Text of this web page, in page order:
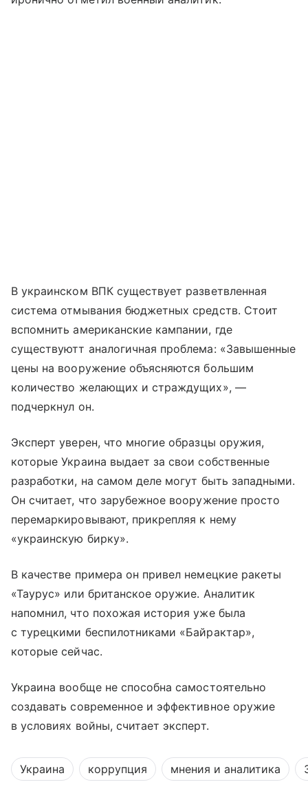
В украинском ВПК существует разветвленная
система отмывания бюджетных средств. Стоит
вспомнить американские кампании, где
существуютт аналогичная проблема: «Завышенные
цены на вооружение объясняются большим
количество желающих и страждущих», —
подчеркнул он.
Эксперт уверен, что многие образцы оружия,
которые Украина выдает за свои собственные
разработки, на самом деле могут быть западными.
Он считает, что зарубежное вооружение просто
перемаркировывают, прикрепляя к нему
«украинскую бирку».
В качестве примера он привел немецкие ракеты
«Таурус» или британское оружие. Аналитик
напомнил, что похожая история уже была
с турецкими беспилотниками «Байрактар»,
которые сейчас.
Украина вообще не способна самостоятельно
создавать современное и эффективное оружие
в условиях войны, считает эксперт.
Украина коррупция мнения и аналитика